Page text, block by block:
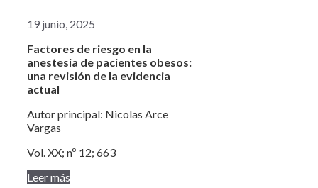
19 junio, 2025
Factores de riesgo en la
anestesia de pacientes obesos:
una revisión de la evidencia
actual
Autor principal: Nicolas Arce
Vargas
Vol. XX; nº 12; 663
Leer más